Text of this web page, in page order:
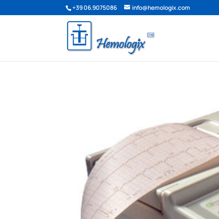
+39 06.9075086 info@hemologix.com